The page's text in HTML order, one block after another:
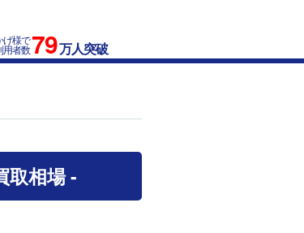
げ様で
用者数79万人突破
取相場 -